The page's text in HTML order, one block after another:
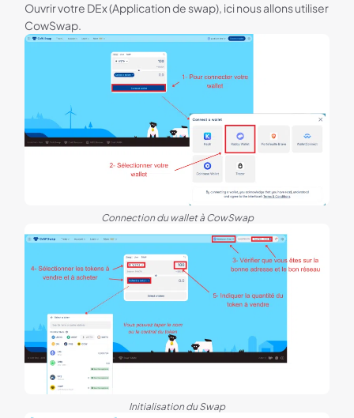
Ouvrir votre DEx (Application de swap), ici nous allons utiliser
CowSwap.
Connection du wallet à CowSwap
Initialisation du Swap